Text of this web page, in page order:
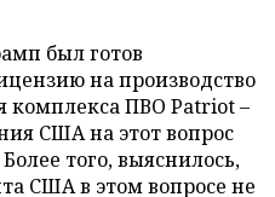
был готов
на производство
комплекса ПВО Patriot –
США на этот вопрос
того, выяснилось,
США в этом вопросе не